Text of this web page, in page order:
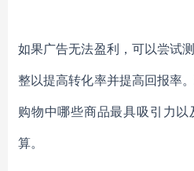
如果广告无法盈利，可以尝试
整以提高转化率并提高回报率
购物中哪些商品最具吸引力
算。